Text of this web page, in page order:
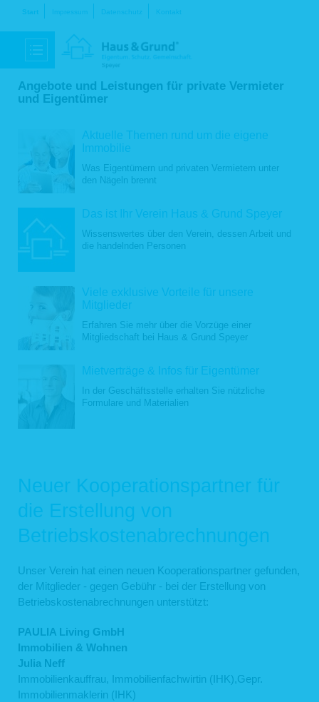
Navigation
Start Impressum Datenschutz Kontakt
Angebote und Leistungen für private Vermieter
und Eigentümer
Aktuelle Themen rund um die eigene
Immobilie
Was Eigentümern und privaten Vermietern unter
den Nägeln brennt
Das ist Ihr Verein Haus & Grund Speyer
Wissenswertes über den Verein, dessen Arbeit und
die handelnden Personen
Viele exklusive Vorteile für unsere
Mitglieder
Erfahren Sie mehr über die Vorzüge einer
Mitgliedschaft bei Haus & Grund Speyer
Mietverträge & Infos für Eigentümer
In der Geschäftsstelle erhalten Sie nützliche
Formulare und Materialien
Neuer Kooperationspartner für
die Erstellung von
Betriebskostenabrechnungen
Unser Verein hat einen neuen Kooperationspartner gefunden,
der Mitglieder - gegen Gebühr - bei der Erstellung von
Betriebskostenabrechnungen unterstützt:
PAULIA Living GmbH
Immobilien & Wohnen
Julia Neff
Immobilienkauffrau, Immobilienfachwirtin (IHK),Gepr.
Immobilienmaklerin (IHK)